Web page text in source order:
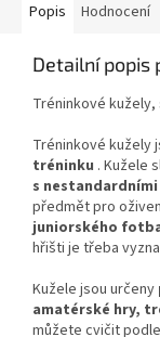
Popis Hodnocení
Detailní popis
Tréninkové
Tréninkové kužely
tréninku . Kužele
s
předmět pro
juniorského
hřišti je třeba
Kužele jsou určeny
amatérské hry,
můžete cvičit